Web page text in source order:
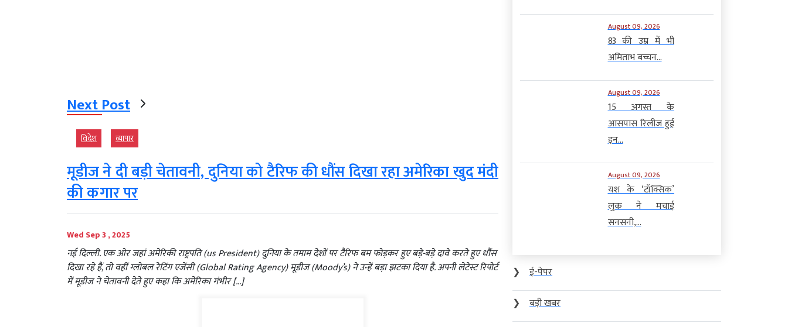
Next Post
विदेश व्‍यापार
मूडीज ने दी बड़ी चेतावनी, दुनिया को टैरिफ की धौंस दिखा रहा अमेरिका खुद मंदी
की कगार पर
Wed Sep 3 , 2025
नई दिल्ली. एक ओर जहां अमेरिकी राष्ट्रपति (us President) दुनिया के तमाम देशों पर टैरिफ बम फोड़कर हुए बड़े-बड़े दावे करते हुए धौंस
दिखा रहे हैं, तो वहीं ग्लोबल रेटिंग एजेंसी (Global Rating Agency) मूडीज (Moody’s) ने उन्हें बड़ा झटका दिया है. अपनी लेटेस्ट रिपोर्ट
में मूडीज ने चेतावनी देते हुए कहा कि अमेरिका गंभीर […]
August 09, 2026
83 की उम्र में भी
अमिताभ बच्चन...
August 09, 2026
15 अगस्त के
आसपास रिलीज हुई
इन...
August 09, 2026
यश के ‘टॉक्सिक’
लुक ने मचाई
सनसनी,...
❯
ई-पेपर
❯
बड़ी खबर